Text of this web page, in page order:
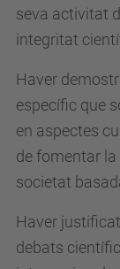
seva activitat
integritat
Haver
específic que
en aspectes
de fomentar
societat
Haver
debats